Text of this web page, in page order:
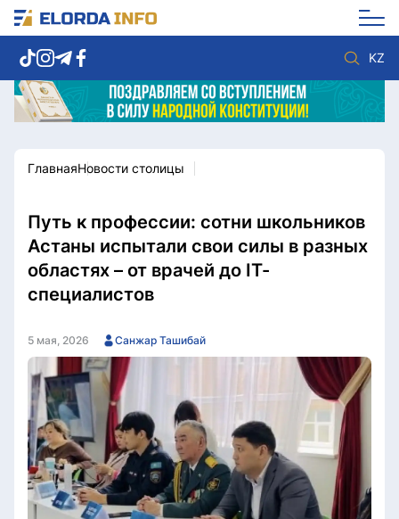
KZ
Новости столицы
Политика
Спорт
Культура
Разное
Видео
Мир
Послание
Служба Комплаенс
Этический кодекс
ГлавнаяНовости столицы
Путь к профессии: сотни школьников
Астаны испытали свои силы в разных
областях – от врачей до IT-
специалистов
5 мая, 2026 Санжар Ташибай